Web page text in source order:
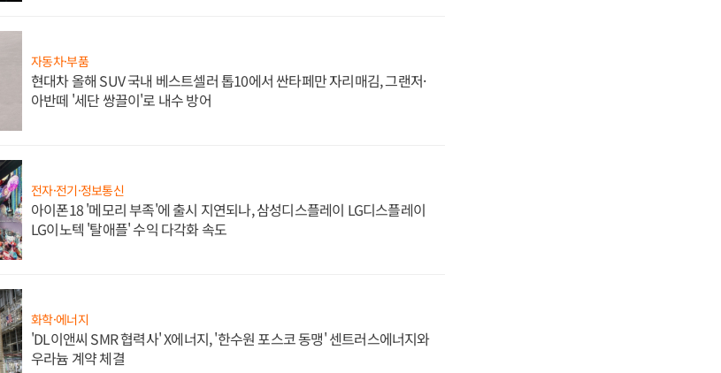
자동차·부품
현대차 올해 SUV 국내 베스트셀러 톱10에서 싼타페만 자리매김, 그랜저·
아반떼 '세단 쌍끌이'로 내수 방어
전자·전기·정보통신
아이폰18 '메모리 부족'에 출시 지연되나, 삼성디스플레이 LG디스플레이
LG이노텍 '탈애플' 수익 다각화 속도
화학·에너지
'DL이앤씨 SMR 협력사' X에너지, '한수원 포스코 동맹' 센트러스에너지와
우라늄 계약 체결